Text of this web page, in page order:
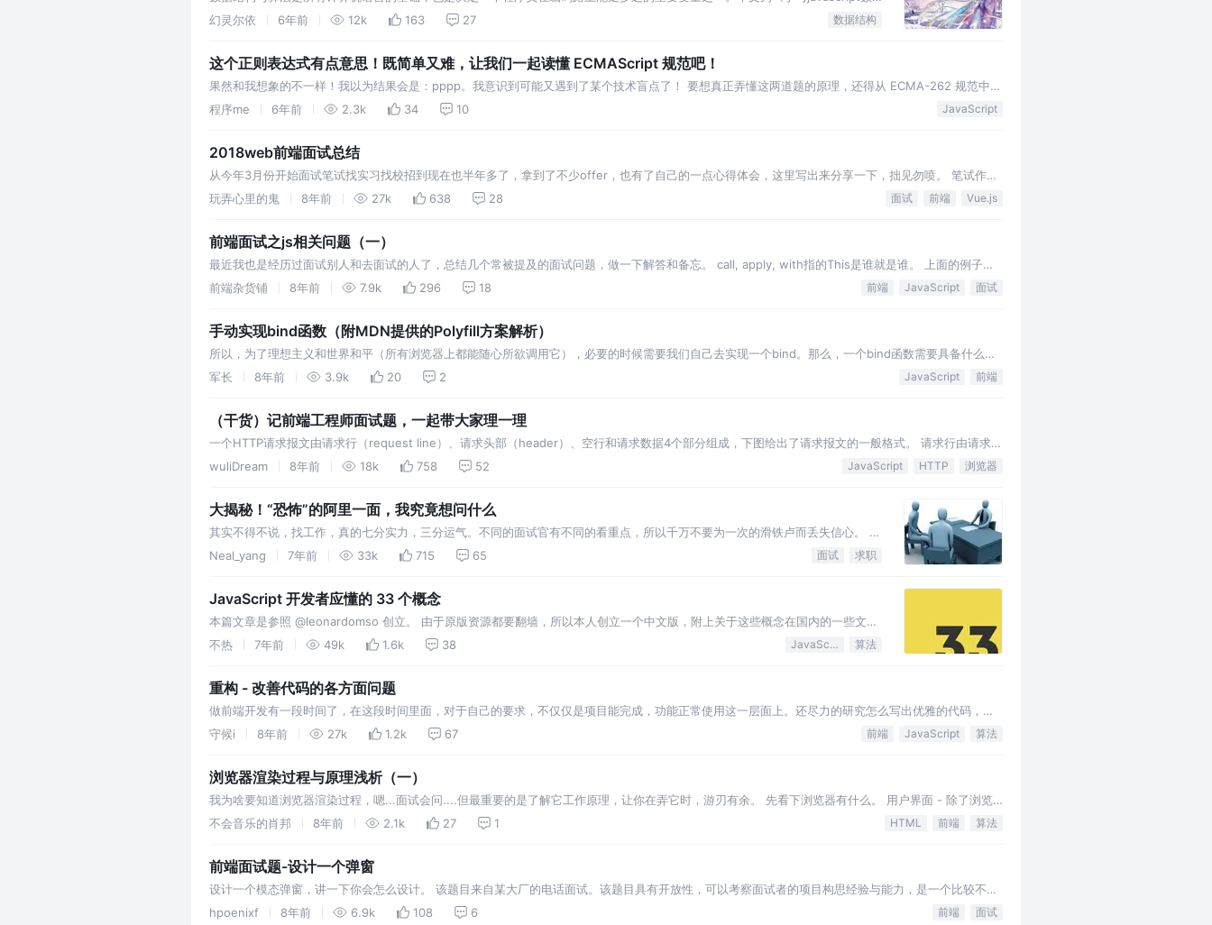
据结构与算法》总结篇，重点在于带大家了解常见的数据结构都哪些，以及他们的 js 实现。所以本文虽然篇幅略长，但理解起来并
幻灵尔依 6年前 12k 163 27 数据结构
这个正则表达式有点意思！既简单又难，让我们一起读懂 ECMAScript 规范吧！
果然和我想象的不一样！我以为结果会是：pppp。我意识到可能又遇到了某个技术盲点了！ 要想真正弄懂这两道题的原理，还得从 ECMA-262 规范中来
寻找答案。 首先我们来看下这两道题的差异。 贪婪模式：最长匹配，尽可能多的匹配字符。 正则匹配中，优先量词修饰包括：{m，n}、{…
程序me 6年前 2.3k 34 10 JavaScript
2018web前端面试总结
从今年3月份开始面试笔试找实习找校招到现在也半年多了，拿到了不少offer，也有了自己的一点心得体会，这里写出来分享一下，拙见勿喷。 笔试作为
招聘的第一个环节，一般考察的都是专业基础知识，这里会着重考察你在学校的计算机相关基础，也就是很多人会发现，我明明考的是前端的卷子为啥前
玩弄心里的鬼 8年前 27k 638 28 面试 前端 Vue.js
前端面试之js相关问题（一）
最近我也是经历过面试别人和去面试的人了，总结几个常被提及的面试问题，做一下解答和备忘。 call, apply, with指的This是谁就是谁。 上面的例子
中，baz被bar调用所以指向的指bar. a 运行时所在的对象是 window,所以指向的是window。 函数调用都…
前端杂货铺 8年前 7.9k 296 18 前端 JavaScript 面试
手动实现bind函数（附MDN提供的Polyfill方案解析）
所以，为了理想主义和世界和平（所有浏览器上都能随心所欲调用它），必要的时候需要我们自己去实现一个bind。那么，一个bind函数需要具备什么功
能呢？ 绑定this、定义初始化参数是它存在的主要意义和价值。MDN对它的定义如下： 由于arguments是类数组对象，不拥有数组的s…
军长 8年前 3.9k 20 2 JavaScript 前端
（干货）记前端工程师面试题，一起带大家理一理
一个HTTP请求报文由请求行（request line）、请求头部（header）、空行和请求数据4个部分组成，下图给出了请求报文的一般格式。 请求行由请求方
法字段、URL字段和HTTP协议版本字段3个字段组成，它们用空格分隔。例如，GET /index.html HTTP/1…
wuliDream 8年前 18k 758 52 JavaScript HTTP 浏览器
大揭秘！“恐怖”的阿里一面，我究竟想问什么
其实不得不说，找工作，真的七分实力，三分运气。不同的面试官有不同的看重点，所以千万不要为一次的滑铁卢而丢失信心。 基
本面试这是必然的开场，笔者在公司也稍微面试过不少人吧，高峰期基本每晚都要面试一两个，听过了各种各样的开场介绍。这里
Neal_yang 7年前 33k 715 65 面试 求职
JavaScript 开发者应懂的 33 个概念
本篇文章是参照 @leonardomso 创立。 由于原版资源都要翻墙，所以本人创立一个中文版，附上关于这些概念在国内的一些文章
和视频。 若有觉得更好的文章或者视频，可以贡献出来，觉得有误的，请联系我删除。
不热 7年前 49k 1.6k 38 JavaScript 算法
重构 - 改善代码的各方面问题
做前端开发有一段时间了，在这段时间里面，对于自己的要求，不仅仅是项目能完成，功能正常使用这一层面上。还尽力的研究怎么写出优雅的代码，性
能更好，维护性更强的代码，通俗一点就是重构。这篇文章算是我一个小记录，在此分享一下。该文章主要针对介绍，例子也简单，深入复杂的例子等以
守候i 8年前 27k 1.2k 67 前端 JavaScript 算法
浏览器渲染过程与原理浅析（一）
我为啥要知道浏览器渲染过程，嗯...面试会问....但最重要的是了解它工作原理，让你在弄它时，游刃有余。 先看下浏览器有什么。 用户界面 - 除了浏览
器主窗口显示的您请求的页面外，其他显示的各个部分都属于用户界面。 浏览器引擎 - 在用户界面和呈现引擎之间传送指令。 呈现引擎 …
不会音乐的肖邦 8年前 2.1k 27 1 HTML 前端 算法
前端面试题-设计一个弹窗
设计一个模态弹窗，讲一下你会怎么设计。 该题目来自某大厂的电话面试。该题目具有开放性，可以考察面试者的项目构思经验与能力，是一个比较不错
的题目。 我试着整理一下我的解答，在这里跟大家讨论交流一下。
hpoenixf 8年前 6.9k 108 6 前端 面试